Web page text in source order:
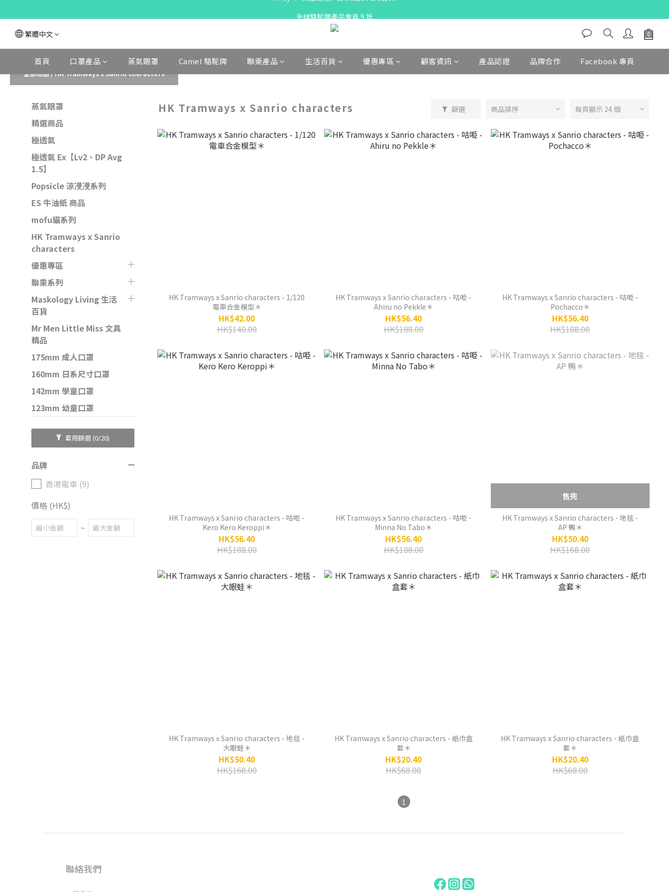
購物折實滿$300可享免運費
X Pay ！  新註冊用戶首單滿$80 即減$30
繁體中文
首頁 口罩產品 蒸氣眼罩 Camel 駱駝牌 聯乘產品 生活百貨 優惠專區 顧客資訊 產品認證 品牌合作 Facebook 專頁
全部商品 / HK Tramways x Sanrio characters
蒸氣眼罩
精選商品
極透氣
極透氣 Ex【Lv2、DP Avg
1.5】
Popsicle 涼㓎㓎系列
ES 牛油紙 商品
mofu貓系列
HK Tramways x Sanrio
characters
優惠專區
聯乘系列
Maskology Living 生活
百貨
Mr Men Little Miss 文具
精品
175mm 成人口罩
160mm 日系尺寸口罩
142mm 學童口罩
123mm 幼童口罩
套用篩選 (0/20)
品牌
香港電車 (9)
價格 (HK$)
~
HK Tramways x Sanrio characters 篩選 商品排序 每頁顯示 24 個
HK Tramways x Sanrio characters - 1/120
電車合金模型＊
HK$42.00
HK$140.00
HK Tramways x Sanrio characters - 咕𠱸 -
Ahiru no Pekkle＊
HK$56.40
HK$188.00
HK Tramways x Sanrio characters - 咕𠱸 -
Pochacco＊
HK$56.40
HK$188.00
HK Tramways x Sanrio characters - 咕𠱸 -
Kero Kero Keroppi＊
HK$56.40
HK$188.00
HK Tramways x Sanrio characters - 咕𠱸 -
Minna No Tabo＊
HK$56.40
HK$188.00
售完
HK Tramways x Sanrio characters - 地毯 -
AP 鴨＊
HK$50.40
HK$168.00
HK Tramways x Sanrio characters - 地毯 -
大眼蛙＊
HK$50.40
HK$168.00
HK Tramways x Sanrio characters - 紙巾盒
套＊
HK$20.40
HK$68.00
HK Tramways x Sanrio characters - 紙巾盒
套＊
HK$20.40
HK$68.00
1
聯絡我們